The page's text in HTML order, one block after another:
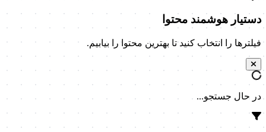
دستیار هوشمند محتوا
فیلترها را انتخاب کنید تا بهترین محتوا را بیابیم.
در حال جستجو...